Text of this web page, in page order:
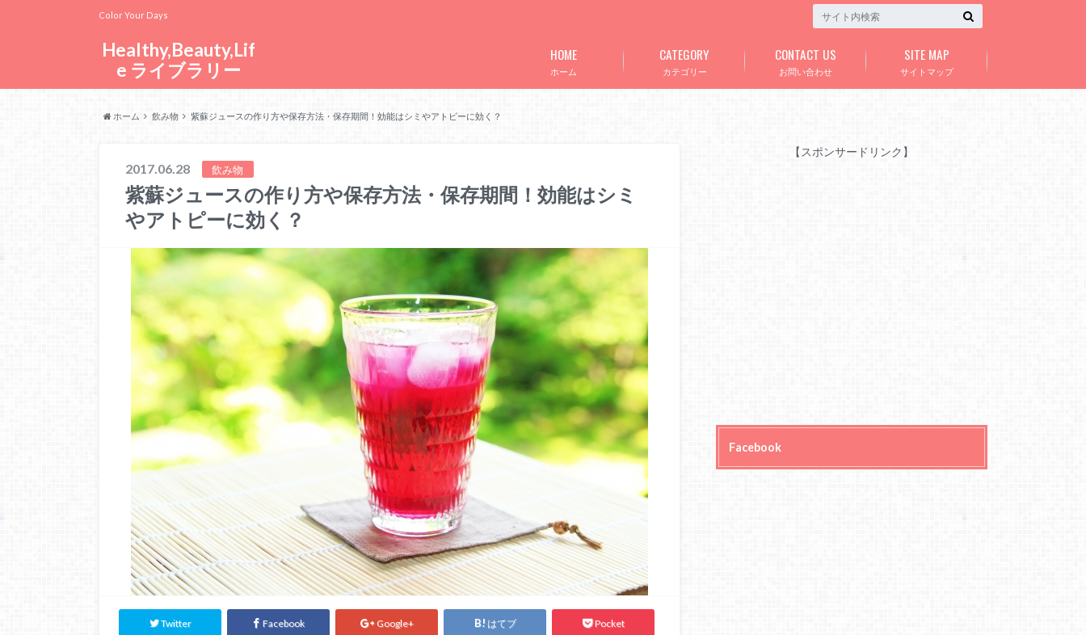
Healthy,Beauty,Lif
e ライブラリー
Color Your Days
ホーム
HOME
カテゴリー
CATEGORY
お問い合わせ
CONTACT US
サイトマップ
SITE MAP
ホーム 飲み物 紫蘇ジュースの作り方や保存方法・保存期間！効能はシミやアトピーに効く？
2017.06.28 飲み物
紫蘇ジュースの作り方や保存方法・保存期間！効能はシミ
やアトピーに効く？
Twitter Facebook Google+ はてブ Pocket
【スポンサードリンク】
Facebook